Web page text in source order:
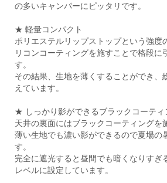
の多いキャンパーにピッタリです。
★ 軽量コンパクト
ポリエステルリップストップという強度
リコンコーティングを施すことで格段に
す。
その結果、生地を薄くすることができ、
えています。
★ しっかり影ができるブラックコーティ
天井の裏面にはブラックコーティングを
薄い生地でも濃い影ができるので夏場の
す。
完全に遮光すると昼間でも暗くなりすぎ
レベルに設定しています。